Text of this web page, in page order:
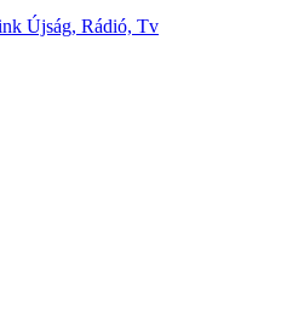
Újság, Rádió, Tv